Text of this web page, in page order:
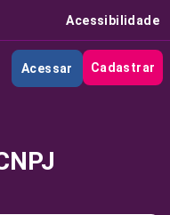
Acessibilidade
Acessar Cadastrar